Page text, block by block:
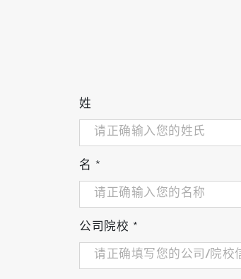
姓
名 *
公司院校 *